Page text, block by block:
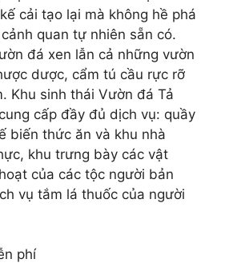
cải tạo lại mà không hề phá
quan tự nhiên sẵn có.
đá xen lẫn cả những vườn
dược, cẩm tú cầu rực rỡ
Khu sinh thái Vườn đá Tả
cấp đầy đủ dịch vụ: quầy
biến thức ăn và khu nhà
khu trưng bày các vật
của các tộc người bản
vụ tắm lá thuốc của người
phí